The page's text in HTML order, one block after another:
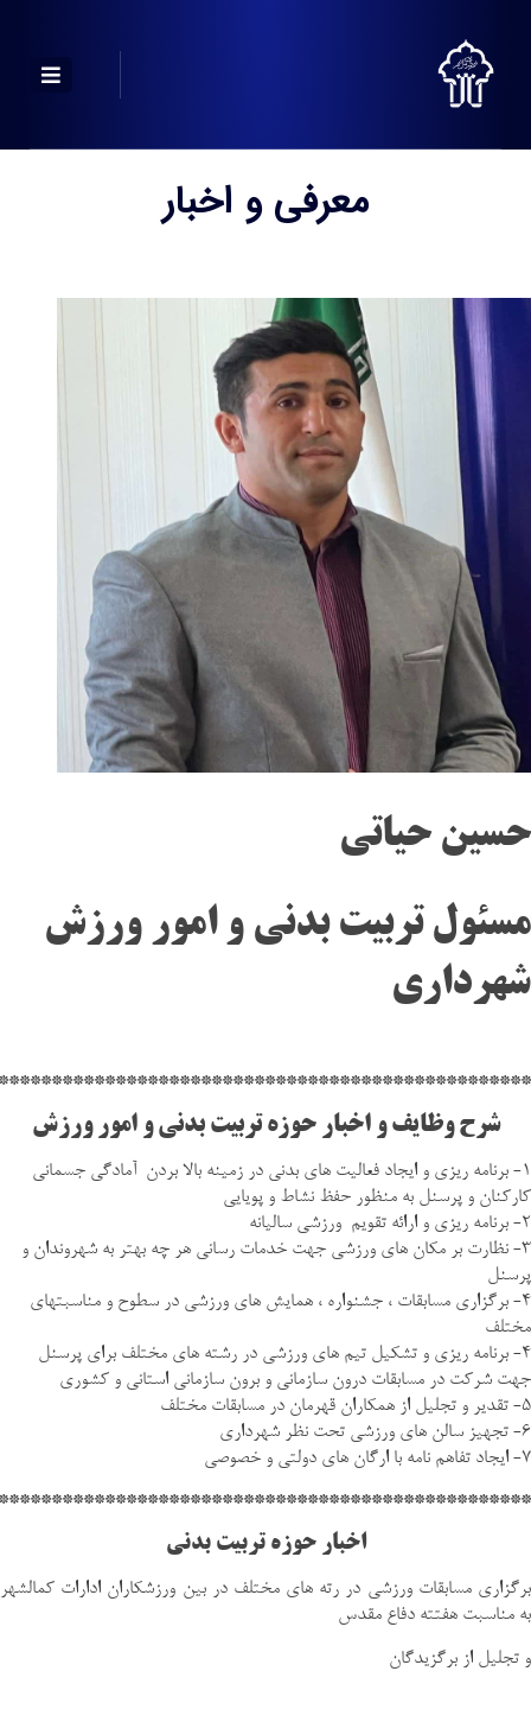
معرفی و اخبار
حسین حیاتی
مسئول تربیت بدنی و امور ورزش
شهرداری
شرح وظایف و اخبار حوزه تربیت بدنی و امور ورزش
۱- برنامه ریزی و ایجاد فعالیت های بدنی در زمینه بالا بردن آمادگی جسمانی
کارکنان و پرسنل به منظور حفظ نشاط و پویایی
۲- برنامه ریزی و ارائه تقویم ورزشی سالیانه
۳- نظارت بر مکان های ورزشی جهت خدمات رسانی هر چه بهتر به شهروندان و
پرسنل
۴- برگزاری مسابقات ، جشنواره ، همایش های ورزشی در سطوح و مناسبتهای
مختلف
۴- برنامه ریزی و تشکیل تیم های ورزشی در رشته های مختلف برای پرسنل
جهت شرکت در مسابقات درون سازمانی و برون سازمانی استانی و کشوری
۵- تقدیر و تجلیل از همکاران قهرمان در مسابقات مختلف
۶- تجهیز سالن های ورزشی تحت نظر شهرداری
۷- ایجاد تفاهم نامه با ارگان های دولتی و خصوصی
اخبار حوزه تربیت بدنی
برگزاری مسابقات ورزشی در رته های مختلف در بین ورزشکاران ادارات کمالشهر
به مناسبت هفتته دفاع مقدس
و تجلیل از برگزیدگان